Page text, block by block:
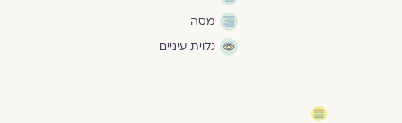
מסה
גלוית עיניים